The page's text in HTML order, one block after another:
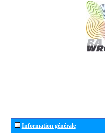
Information générale